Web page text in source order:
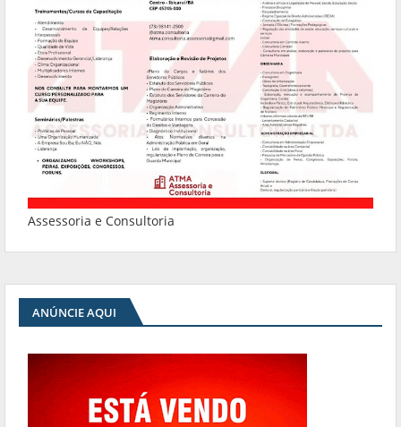
Assessoria e Consultoria
ANÚNCIE AQUI